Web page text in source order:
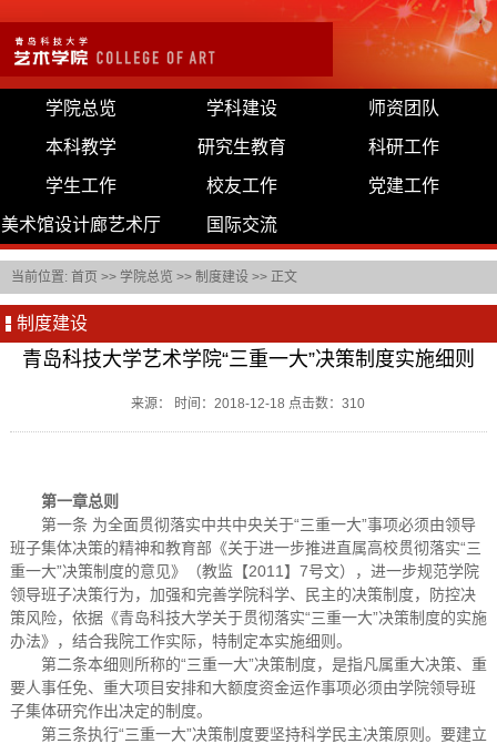
学院总览 学科建设 师资团队
本科教学 研究生教育 科研工作
学生工作 校友工作 党建工作
美术馆设计廊艺术厅 国际交流
当前位置: 首页 >> 学院总览 >> 制度建设 >> 正文
制度建设
青岛科技大学艺术学院“三重一大”决策制度实施细则
来源： 时间：2018-12-18 点击数：310
第一章总则
第一条 为全面贯彻落实中共中央关于“三重一大”事项必须由领导
班子集体决策的精神和教育部《关于进一步推进直属高校贯彻落实“三
重一大”决策制度的意见》（教监【2011】7号文），进一步规范学院
领导班子决策行为，加强和完善学院科学、民主的决策制度，防控决
策风险，依据《青岛科技大学关于贯彻落实“三重一大”决策制度的实施
办法》，结合我院工作实际，特制定本实施细则。
第二条本细则所称的“三重一大”决策制度，是指凡属重大决策、重
要人事任免、重大项目安排和大额度资金运作事项必须由学院领导班
子集体研究作出决定的制度。
第三条执行“三重一大”决策制度要坚持科学民主决策原则。要建立